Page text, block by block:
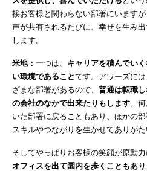
接お客様と関わらない部署にいます
声が共有されるたびに、幸せを生み
します。
米地： 一つは、 キャリアを積んでい
い環境であることです。アワーズに
ざまな部署があるので、 普通は転職
の会社のなかで出来たりもします。
いた部署に戻ることもあり、ほかの
スキルやつながりを生かせてありがた
そしてやっぱりお客様の笑顔が原動力
オフィスを出て園内を歩くこともあ